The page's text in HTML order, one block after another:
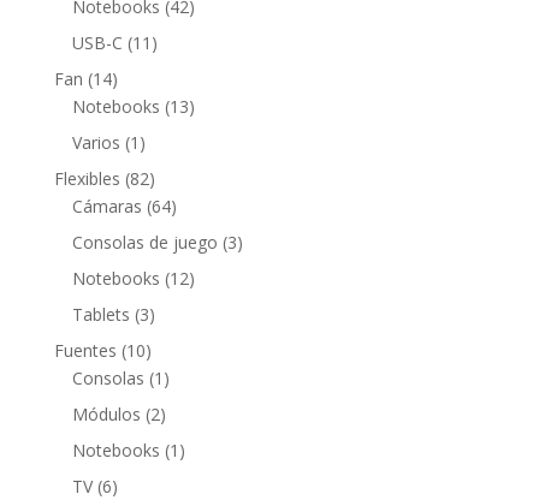
Notebooks 4242
USB-C 11 11
Fan 1414
productos
Notebooks 1313
Varios 1 1
producto
Flexibles 8282
productos
Cámaras 6464
productos
Consolas de juego 33
Notebooks 1212
Tablets 33
productos
Fuentes 1010
productos
Consolas 1 1
producto
Módulos 22
productos
Notebooks 1 1
TV 66